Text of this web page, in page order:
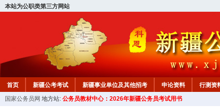
本站为公职类第三方网站
首页 新疆公考考试 新疆事业单位及其他招考 申论资料 行测资
新疆公务员行测试题 在线咨询 教材中心
国家公务员网 地方站: 公务员教材中心：2026年新疆公务员考试用书